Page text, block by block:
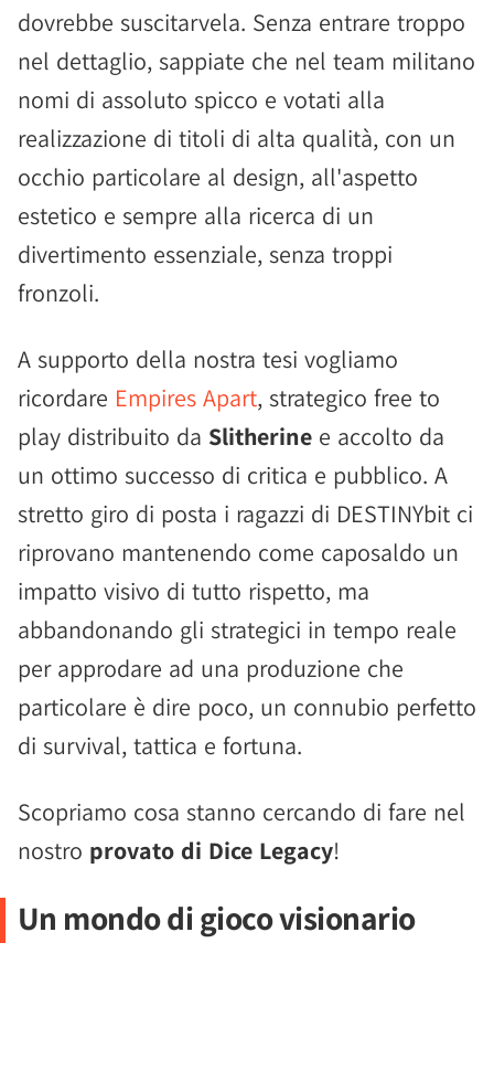
dovrebbe suscitarvela. Senza entrare troppo
nel dettaglio, sappiate che nel team militano
nomi di assoluto spicco e votati alla
realizzazione di titoli di alta qualità, con un
occhio particolare al design, all'aspetto
estetico e sempre alla ricerca di un
divertimento essenziale, senza troppi
fronzoli.
A supporto della nostra tesi vogliamo
ricordare Empires Apart, strategico free to
play distribuito da Slitherine e accolto da
un ottimo successo di critica e pubblico. A
stretto giro di posta i ragazzi di DESTINYbit ci
riprovano mantenendo come caposaldo un
impatto visivo di tutto rispetto, ma
abbandonando gli strategici in tempo reale
per approdare ad una produzione che
particolare è dire poco, un connubio perfetto
di survival, tattica e fortuna.
Scopriamo cosa stanno cercando di fare nel
nostro provato di Dice Legacy!
Un mondo di gioco visionario